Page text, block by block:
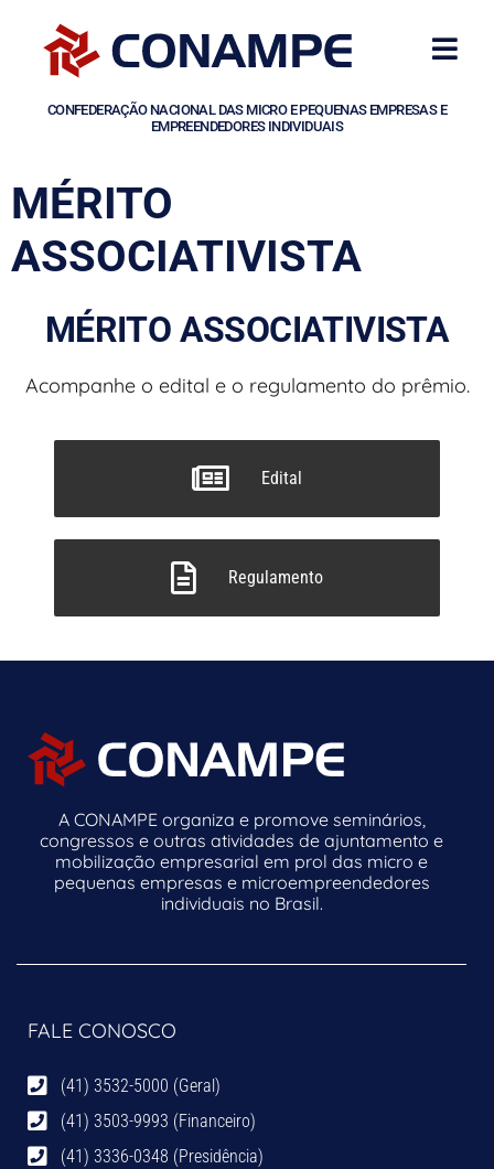
CONFEDERAÇÃO NACIONAL DAS MICRO E PEQUENAS EMPRESAS E
EMPREENDEDORES INDIVIDUAIS
MÉRITO
ASSOCIATIVISTA
MÉRITO ASSOCIATIVISTA
Acompanhe o edital e o regulamento do prêmio.
Edital
Regulamento
A CONAMPE organiza e promove seminários,
congressos e outras atividades de ajuntamento e
mobilização empresarial em prol das micro e
pequenas empresas e microempreendedores
individuais no Brasil.
FALE CONOSCO
(41) 3532-5000 (Geral)
(41) 3503-9993 (Financeiro)
(41) 3336-0348 (Presidência)